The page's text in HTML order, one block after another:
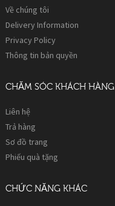
Về chúng tôi
Delivery Information
Privacy Policy
Thông tin bản quyền
CHĂM SÓC KHÁCH HÀNG
Liên hệ
Trả hàng
Sơ đồ trang
Phiếu quà tặng
CHỨC NĂNG KHÁC